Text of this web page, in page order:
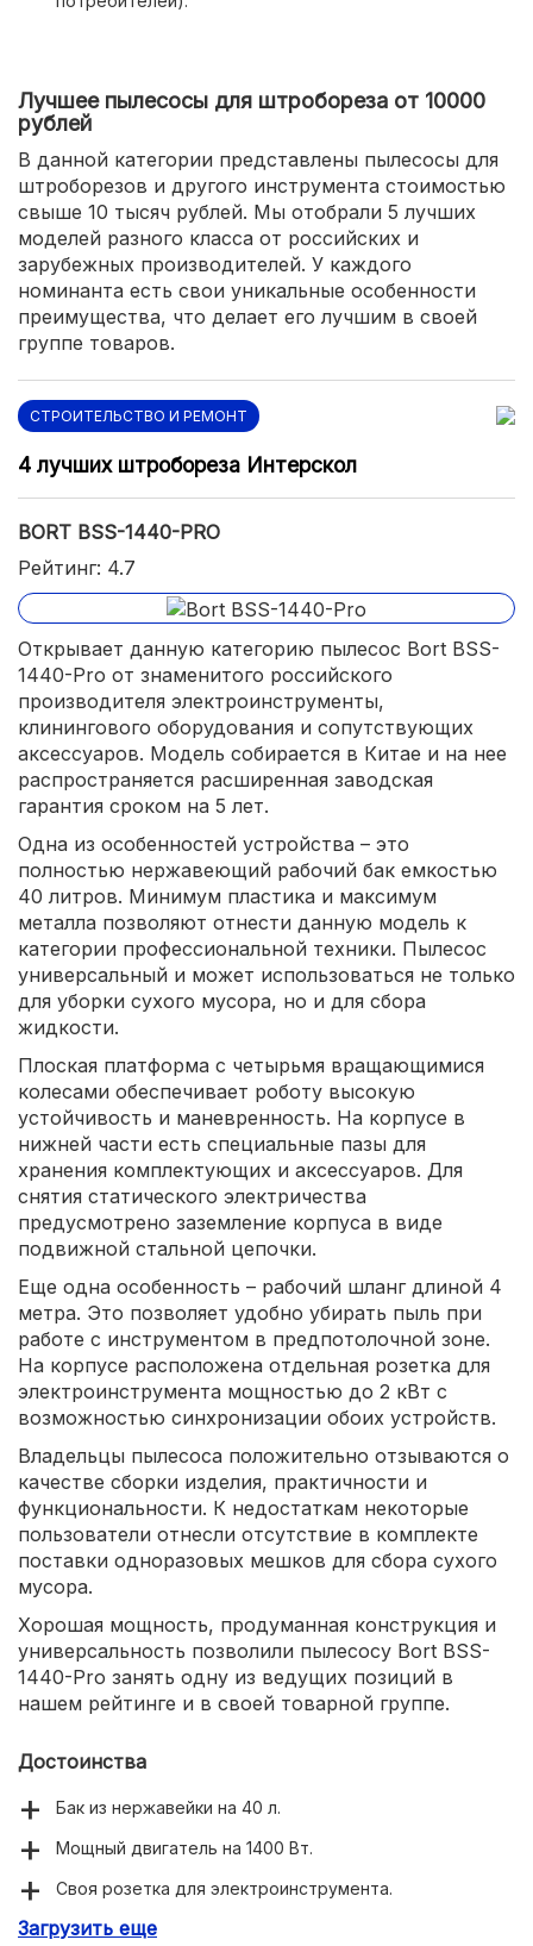
Лучшее пылесосы для штробореза от 10000
рублей
В данной категории представлены пылесосы для
штроборезов и другого инструмента стоимостью
свыше 10 тысяч рублей. Мы отобрали 5 лучших
моделей разного класса от российских и
зарубежных производителей. У каждого
номинанта есть свои уникальные особенности
преимущества, что делает его лучшим в своей
группе товаров.
СТРОИТЕЛЬСТВО И РЕМОНТ
4 лучших штробореза Интерскол
BORT BSS-1440-PRO
Рейтинг: 4.7
Открывает данную категорию пылесос Bort BSS-
1440-Pro от знаменитого российского
производителя электроинструменты,
клинингового оборудования и сопутствующих
аксессуаров. Модель собирается в Китае и на нее
распространяется расширенная заводская
гарантия сроком на 5 лет.
Одна из особенностей устройства – это
полностью нержавеющий рабочий бак емкостью
40 литров. Минимум пластика и максимум
металла позволяют отнести данную модель к
категории профессиональной техники. Пылесос
универсальный и может использоваться не только
для уборки сухого мусора, но и для сбора
жидкости.
Плоская платформа с четырьмя вращающимися
колесами обеспечивает роботу высокую
устойчивость и маневренность. На корпусе в
нижней части есть специальные пазы для
хранения комплектующих и аксессуаров. Для
снятия статического электричества
предусмотрено заземление корпуса в виде
подвижной стальной цепочки.
Еще одна особенность – рабочий шланг длиной 4
метра. Это позволяет удобно убирать пыль при
работе с инструментом в предпотолочной зоне.
На корпусе расположена отдельная розетка для
электроинструмента мощностью до 2 кВт с
возможностью синхронизации обоих устройств.
Владельцы пылесоса положительно отзываются о
качестве сборки изделия, практичности и
функциональности. К недостаткам некоторые
пользователи отнесли отсутствие в комплекте
поставки одноразовых мешков для сбора сухого
мусора.
Хорошая мощность, продуманная конструкция и
универсальность позволили пылесосу Bort BSS-
1440-Pro занять одну из ведущих позиций в
нашем рейтинге и в своей товарной группе.
Достоинства
Бак из нержавейки на 40 л.
Мощный двигатель на 1400 Вт.
Своя розетка для электроинструмента.
Заземление.
Загрузить еще